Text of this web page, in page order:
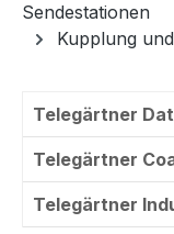
Sendestationen
Kupplung
Telegärtner
Telegärtner
Telegärtner